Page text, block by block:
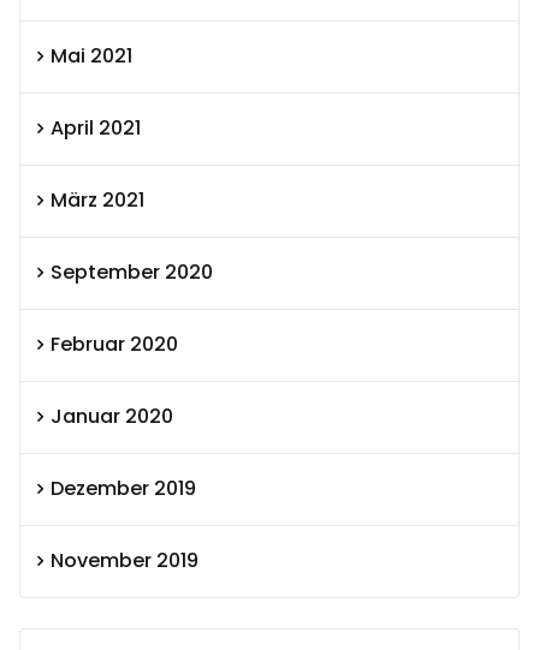
Mai 2021
April 2021
März 2021
September 2020
Februar 2020
Januar 2020
Dezember 2019
November 2019